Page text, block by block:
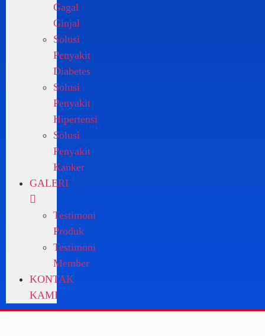
Gagal
Ginjal
Solusi
Penyakit
Diabetes
Solusi
Penyakit
Hipertensi
Solusi
Penyakit
Kanker
GALERI
Testimoni
Produk
Testimoni
Member
KONTAK
KAMI